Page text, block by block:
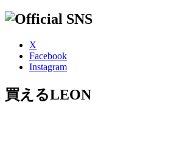
X
Facebook
Instagram
買えるLEON